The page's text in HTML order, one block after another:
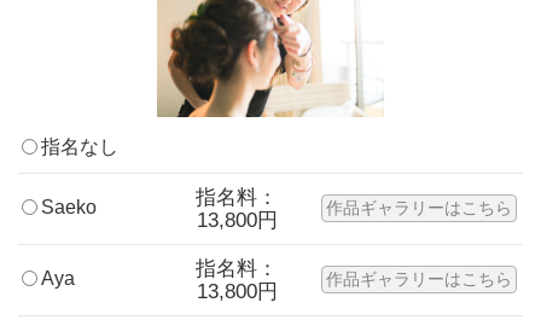
指名なし
Saeko
指名料：
13,800円
作品ギャラリーはこちら
Aya
指名料：
13,800円
作品ギャラリーはこちら